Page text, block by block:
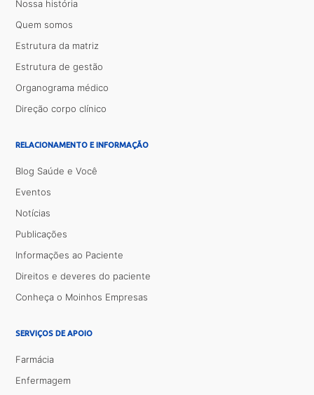
Nossa história
Quem somos
Estrutura da matriz
Estrutura de gestão
Organograma médico
Direção corpo clínico
RELACIONAMENTO E INFORMAÇÃO
Blog Saúde e Você
Eventos
Notícias
Publicações
Informações ao Paciente
Direitos e deveres do paciente
Conheça o Moinhos Empresas
SERVIÇOS DE APOIO
Farmácia
Enfermagem